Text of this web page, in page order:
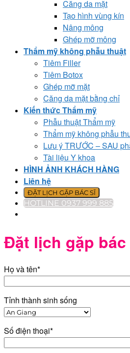
Căng da mặt
Tạo hình vùng kín
Nâng mông
Ghép mỡ mông
Thẩm mỹ không phẫu thuật
Tiêm Filler
Tiêm Botox
Ghép mỡ mặt
Căng da mặt bằng chỉ
Kiến thức Thẩm mỹ
Phẫu thuật Thẩm mỹ
Thẩm mỹ không phẫu
Lưu ý TRƯỚC – SAU
Tài liệu Y khoa
HÌNH ẢNH KHÁCH HÀNG
Liên hệ
ĐẶT LỊCH GẶP BÁC SĨ
HOTLINE 0937 999 885
Đặt lịch gặp
Họ và tên*
Tỉnh thành sinh sống
Số điện thoại*